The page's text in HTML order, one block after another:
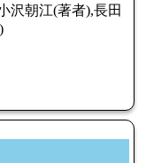
沢朝江(著者),長田